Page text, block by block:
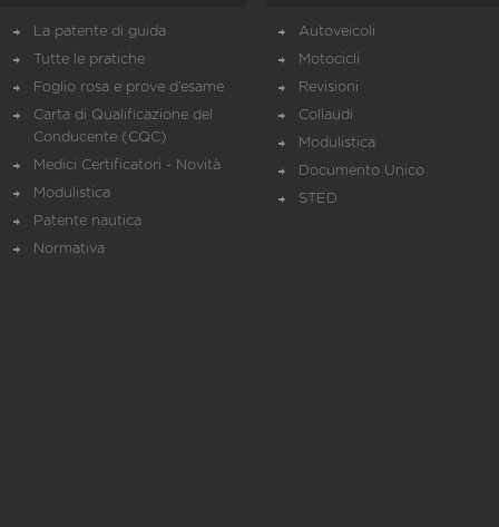
La patente di guida
Tutte le pratiche
Foglio rosa e prove d’esame
Carta di Qualificazione del
Conducente (CQC)
Medici Certificatori - Novità
Modulistica
Patente nautica
Normativa
Autoveicoli
Motocicli
Revisioni
Collaudi
Modulistica
Documento Unico
STED